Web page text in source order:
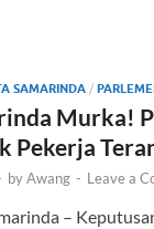
p
p
SAMARINDA /
Murka!
Pekerja
byAwang - Leave a
–